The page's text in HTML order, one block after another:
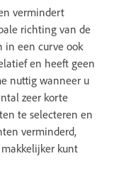
vermindert
richting van de
in een curve ook
en heeft geen
nuttig wanneer u
zeer korte
te selecteren en
verminderd,
kunt